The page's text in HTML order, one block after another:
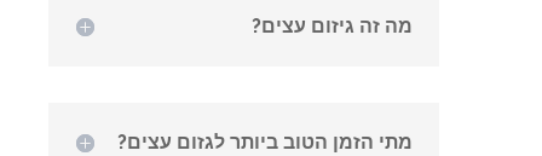
מה זה גיזום עצים?
מתי הזמן הטוב ביותר לגזום עצים?